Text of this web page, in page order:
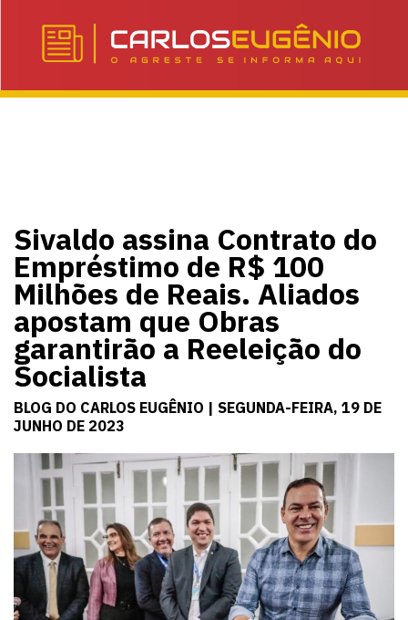
Sivaldo assina Contrato do
Empréstimo de R$ 100
Milhões de Reais. Aliados
apostam que Obras
garantirão a Reeleição do
Socialista
BLOG DO CARLOS EUGÊNIO | SEGUNDA-FEIRA, 19 DE
JUNHO DE 2023